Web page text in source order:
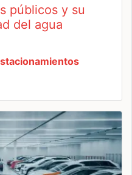
públicos y su
del agua